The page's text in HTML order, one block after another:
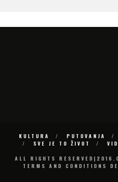
KULTURA PUTOVANJA
SVE JE TO ŽIVOT
ALL RIGHTS
TERMS AND CONDITIONS